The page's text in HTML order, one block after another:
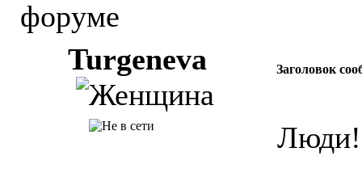
Turgeneva Заголовок
Люди!